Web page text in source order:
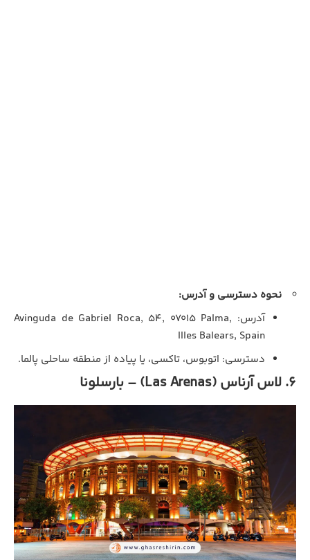
نحوه دسترسی و آدرس:
آدرس: Avinguda de Gabriel Roca, 54, 07015 Palma,
Illes Balears, Spain
دسترسی: اتوبوس، تاکسی، یا پیاده از منطقه ساحلی پالما.
۶. لاس آرناس (Las Arenas) – بارسلونا